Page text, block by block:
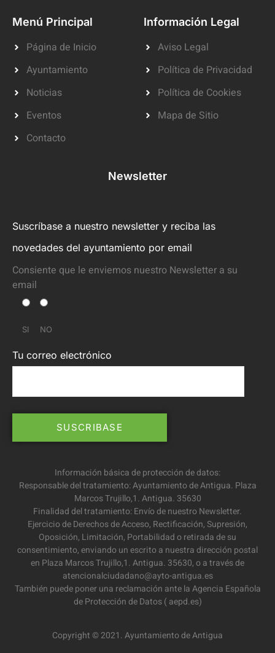
Menú Principal
Página de Inicio
Ayuntamiento
Noticias
Eventos
Contacto
Información Legal
Aviso Legal
Política de Privacidad
Política de Cookies
Mapa de Sitio
Newsletter
Suscríbase a nuestro newsletter y reciba las
novedades del ayuntamiento por email
Consiente que le enviemos nuestro Newsletter a su
email
SI NO
Tu correo electrónico
Información básica de protección de datos:
Responsable del tratamiento: Ayuntamiento de Antigua. Plaza
Marcos Trujillo,1. Antigua. 35630
Finalidad del tratamiento: Envío de nuestro Newsletter.
Ejercicio de Derechos de Acceso, Rectificación, Supresión,
Oposición, Limitación, Portabilidad o retirada de su
consentimiento, enviando un escrito a nuestra dirección postal
en Plaza Marcos Trujillo,1. Antigua. 35630, o a través de
atencionalciudadano@ayto-antigua.es
También puede poner una reclamación ante la Agencia Española
de Protección de Datos ( aepd.es)
Copyright © 2021. Ayuntamiento de Antigua